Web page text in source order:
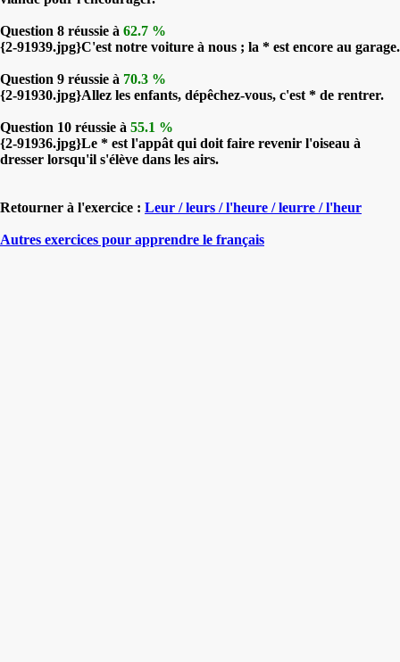
Question 8 réussie à 62.7 %
{2-91939.jpg}C'est notre voiture à nous ; la * est encore au garage.
Question 9 réussie à 70.3 %
{2-91930.jpg}Allez les enfants, dépêchez-vous, c'est * de rentrer.
Question 10 réussie à 55.1 %
{2-91936.jpg}Le * est l'appât qui doit faire revenir l'oiseau à
dresser lorsqu'il s'élève dans les airs.
Retourner à l'exercice : Leur / leurs / l'heure / leurre / l'heur
Autres exercices pour apprendre le français